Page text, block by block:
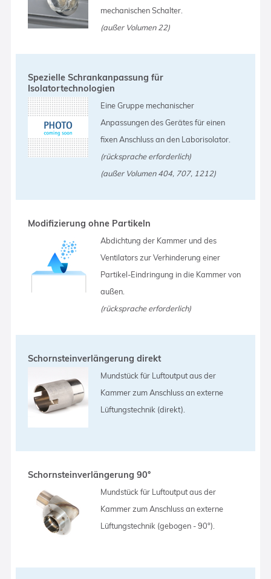
mechanischen Schalter.
(außer Volumen 22)
Spezielle Schrankanpassung für
Isolatortechnologien
Eine Gruppe mechanischer
Anpassungen des Gerätes für einen
fixen Anschluss an den Laborisolator.
(rücksprache erforderlich)
(außer Volumen 404, 707, 1212)
Modifizierung ohne Partikeln
Abdichtung der Kammer und des
Ventilators zur Verhinderung einer
Partikel-Eindringung in die Kammer von
außen.
(rücksprache erforderlich)
Schornsteinverlängerung direkt
Mundstück für Luftoutput aus der
Kammer zum Anschluss an externe
Lüftungstechnik (direkt).
Schornsteinverlängerung 90°
Mundstück für Luftoutput aus der
Kammer zum Anschluss an externe
Lüftungstechnik (gebogen - 90°).